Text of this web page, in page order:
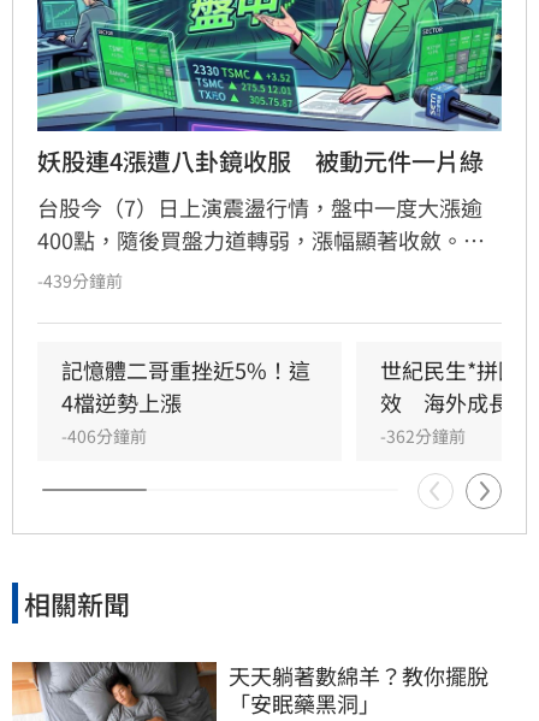
妖股連4漲遭八卦鏡收服　被動元件一片綠
台股今（7）日上演震盪行情，盤中一度大漲逾
400點，隨後買盤力道轉弱，漲幅顯著收斂。其
中，被動元件族群表現疲軟，近期連漲的禾伸堂
油油景象。儘管多數個股陷入修正，台嘉碩與馥
鴻仍逆勢抗跌，成為盤面少數撐盤亮點。投資人
應注意市場波動風險，審慎評估投資決策。
-439分鐘前
記憶體二哥重挫近5%！這
4檔逆勢上漲
-406分鐘前
世紀民生*拼圖
效　海外成長升
-362分鐘前
相關新聞
天天躺著數綿羊？教你擺脫
「安眠藥黑洞」